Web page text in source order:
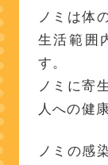
ノミは体
生活範囲
す。
ノミに寄
人への健
ノミの感